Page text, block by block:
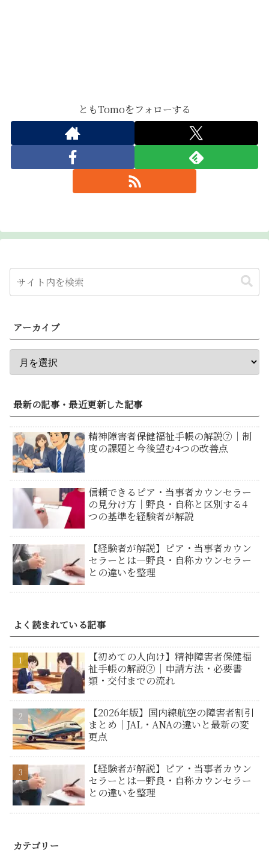
ともTomoをフォローする
アーカイブ
最新の記事・最近更新した記事
精神障害者保健福祉手帳の解説⑦｜制
度の課題と今後望む4つの改善点
信頼できるピア・当事者カウンセラー
の見分け方｜野良・自称と区別する4
つの基準を経験者が解説
【経験者が解説】ピア・当事者カウン
セラーとは―野良・自称カウンセラー
との違いを整理
よく読まれている記事
【初めての人向け】精神障害者保健福
祉手帳の解説②｜申請方法・必要書
類・交付までの流れ
【2026年版】国内線航空の障害者割引
まとめ｜JAL・ANAの違いと最新の変
更点
【経験者が解説】ピア・当事者カウン
セラーとは―野良・自称カウンセラー
との違いを整理
カテゴリー